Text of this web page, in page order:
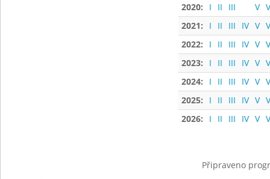
2020:
I II III V
2021:
I II III IV V
2022:
I II III IV V
2023:
I II III IV V
2024:
I II III IV V
2025:
I II III IV V
2026:
I II III IV V
Připraveno